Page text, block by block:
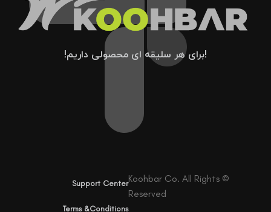
!برای هر سلیقه ای محصولی داریم!
© Koohbar Co. All Rights
Reserved
Support Center
Terms &Conditions